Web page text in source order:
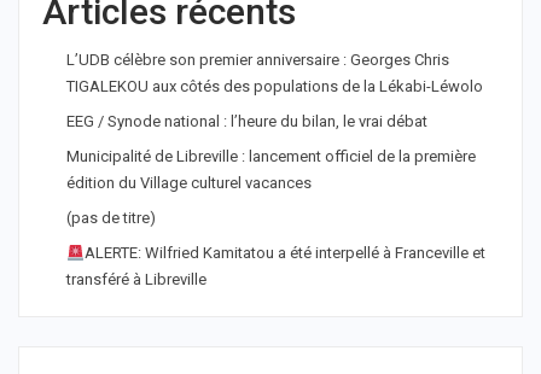
Articles récents
L’UDB célèbre son premier anniversaire : Georges Chris
TIGALEKOU aux côtés des populations de la Lékabi-Léwolo
EEG / Synode national : l’heure du bilan, le vrai débat
Municipalité de Libreville : lancement officiel de la première
édition du Village culturel vacances
(pas de titre)
ALERTE: Wilfried Kamitatou a été interpellé à Franceville et
transféré à Libreville